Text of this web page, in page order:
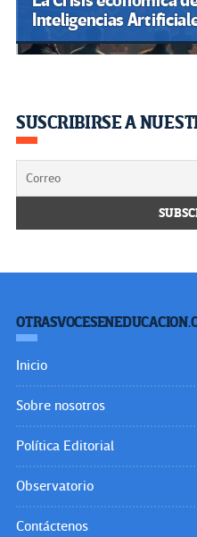
Inteligencias
SUSCRIBIRSE A
Inicio
Sobre nosotros
Política Editorial
Observatorio
Contáctenos